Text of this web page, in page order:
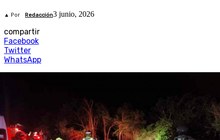
▲ Por Redacción3 junio, 2026
compartir
Facebook
Twitter
WhatsApp